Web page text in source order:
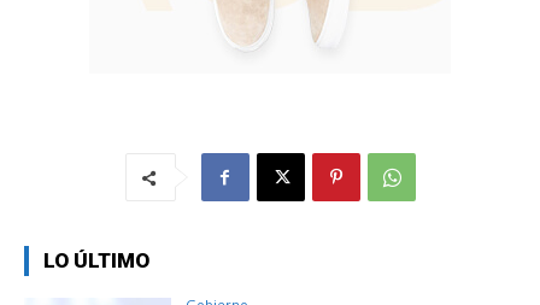
LO ÚLTIMO